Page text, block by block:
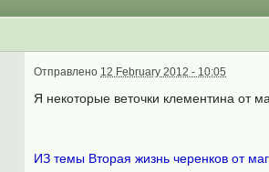
Отправлено 12 February 2012 - 10:05
Я некоторые веточки клементина от
ИЗ темы Вторая жизнь черенков от